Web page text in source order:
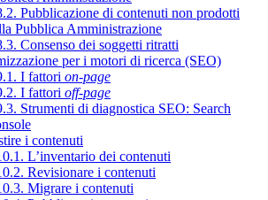
Pubblicazione di contenuti non prodotti
Pubblica Amministrazione
Consenso dei soggetti ritratti
per i motori di ricerca (SEO)
I fattori on-page
I fattori off-page
Strumenti di diagnostica SEO: Search
i contenuti
L’inventario dei contenuti
Revisionare i contenuti
Migrare i contenuti